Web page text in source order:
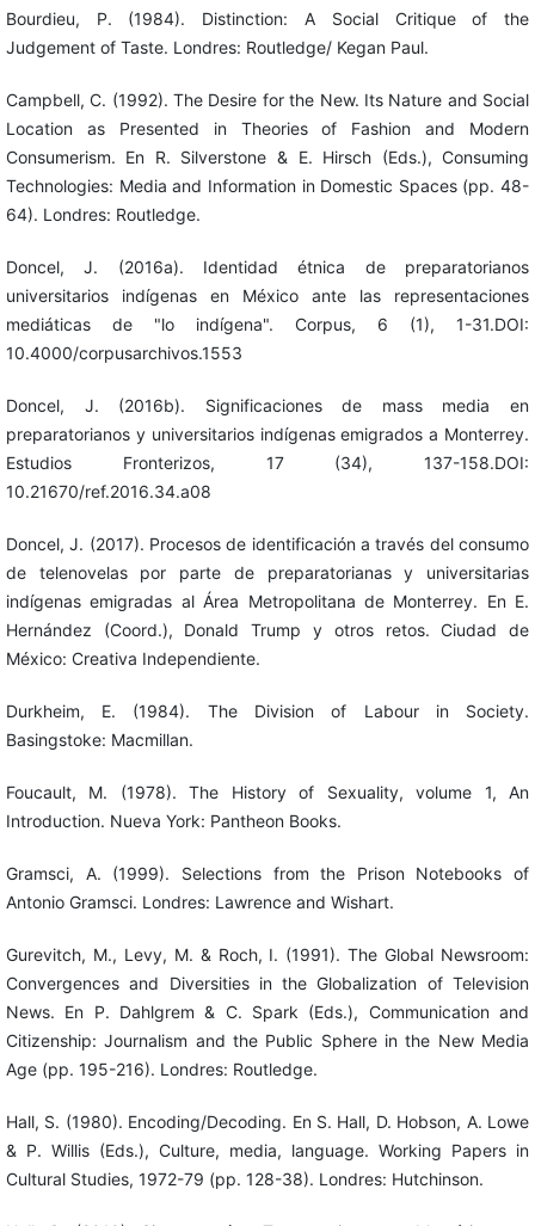
Bourdieu, P. (1984). Distinction: A Social Critique of the
Judgement of Taste. Londres: Routledge/ Kegan Paul.
Campbell, C. (1992). The Desire for the New. Its Nature and Social
Location as Presented in Theories of Fashion and Modern
Consumerism. En R. Silverstone & E. Hirsch (Eds.), Consuming
Technologies: Media and Information in Domestic Spaces (pp. 48-
64). Londres: Routledge.
Doncel, J. (2016a). Identidad étnica de preparatorianos
universitarios indígenas en México ante las representaciones
mediáticas de "lo indígena". Corpus, 6 (1), 1-31.DOI:
10.4000/corpusarchivos.1553
Doncel, J. (2016b). Significaciones de mass media en
preparatorianos y universitarios indígenas emigrados a Monterrey.
Estudios Fronterizos, 17 (34), 137-158.DOI:
10.21670/ref.2016.34.a08
Doncel, J. (2017). Procesos de identificación a través del consumo
de telenovelas por parte de preparatorianas y universitarias
indígenas emigradas al Área Metropolitana de Monterrey. En E.
Hernández (Coord.), Donald Trump y otros retos. Ciudad de
México: Creativa Independiente.
Durkheim, E. (1984). The Division of Labour in Society.
Basingstoke: Macmillan.
Foucault, M. (1978). The History of Sexuality, volume 1, An
Introduction. Nueva York: Pantheon Books.
Gramsci, A. (1999). Selections from the Prison Notebooks of
Antonio Gramsci. Londres: Lawrence and Wishart.
Gurevitch, M., Levy, M. & Roch, I. (1991). The Global Newsroom:
Convergences and Diversities in the Globalization of Television
News. En P. Dahlgrem & C. Spark (Eds.), Communication and
Citizenship: Journalism and the Public Sphere in the New Media
Age (pp. 195-216). Londres: Routledge.
Hall, S. (1980). Encoding/Decoding. En S. Hall, D. Hobson, A. Lowe
& P. Willis (Eds.), Culture, media, language. Working Papers in
Cultural Studies, 1972-79 (pp. 128-38). Londres: Hutchinson.